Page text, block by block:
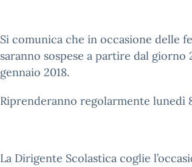
Si comunica che in occasione delle
saranno sospese a partire dal giorno
gennaio 2018.
Riprenderanno regolarmente lunedì
La Dirigente Scolastica coglie